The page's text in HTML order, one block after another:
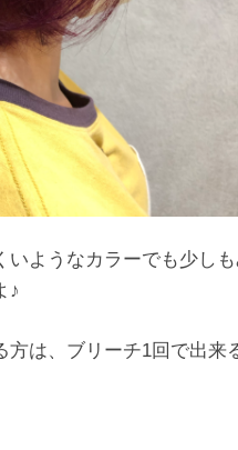
いようなカラーでも少し
♪
方は、ブリーチ1回で出来